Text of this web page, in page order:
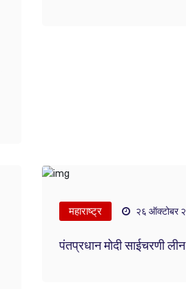
महाराष्ट्र २६ ऑक्टोबर
पंतप्रधान मोदी साईचरणी लीन